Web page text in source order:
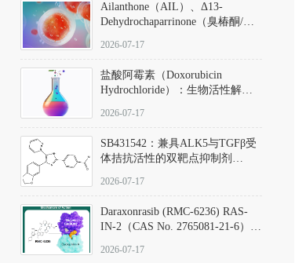
Ailanthone（AIL）、Δ13-
Dehydrochaparrinone（臭椿酮/臭
DKM货号 D806885
2026-07-17
盐酸阿霉素（Doxorubicin
Hydrochloride）：生物活性解
范
2026-07-17
SB431542：兼具ALK5与TGFβ受
体拮抗活性的双靶点抑制剂
D801067）
2026-07-17
Daraxonrasib (RMC-6236) RAS-
IN-2（CAS No. 2765081-21-6）：
向KRAS/NRAS/HRAS的广谱RAS
2026-07-17